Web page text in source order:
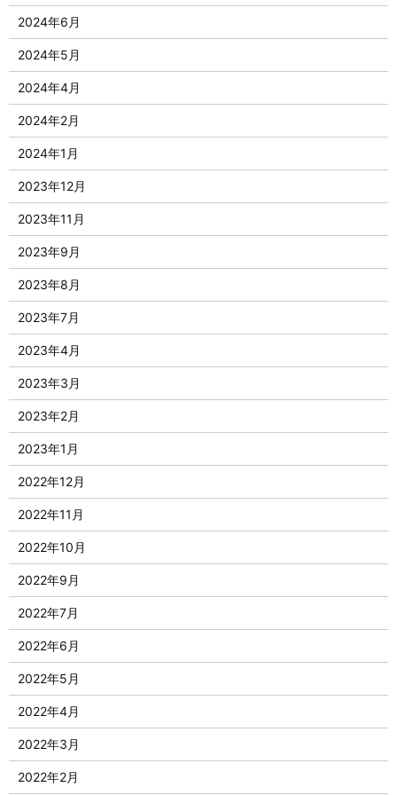
2024年6月
2024年5月
2024年4月
2024年2月
2024年1月
2023年12月
2023年11月
2023年9月
2023年8月
2023年7月
2023年4月
2023年3月
2023年2月
2023年1月
2022年12月
2022年11月
2022年10月
2022年9月
2022年7月
2022年6月
2022年5月
2022年4月
2022年3月
2022年2月